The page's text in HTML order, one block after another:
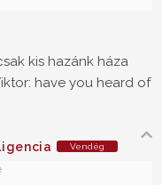
kis hazánk háza
have you heard of
Vendég